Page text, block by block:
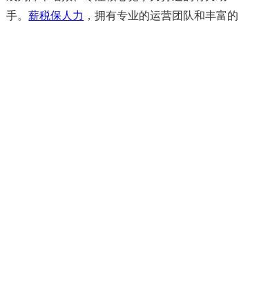
手。薪税保人力 ，拥有专业的运营团队和丰富的